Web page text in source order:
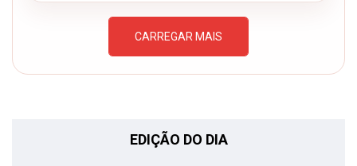
CARREGAR MAIS
EDIÇÃO DO DIA